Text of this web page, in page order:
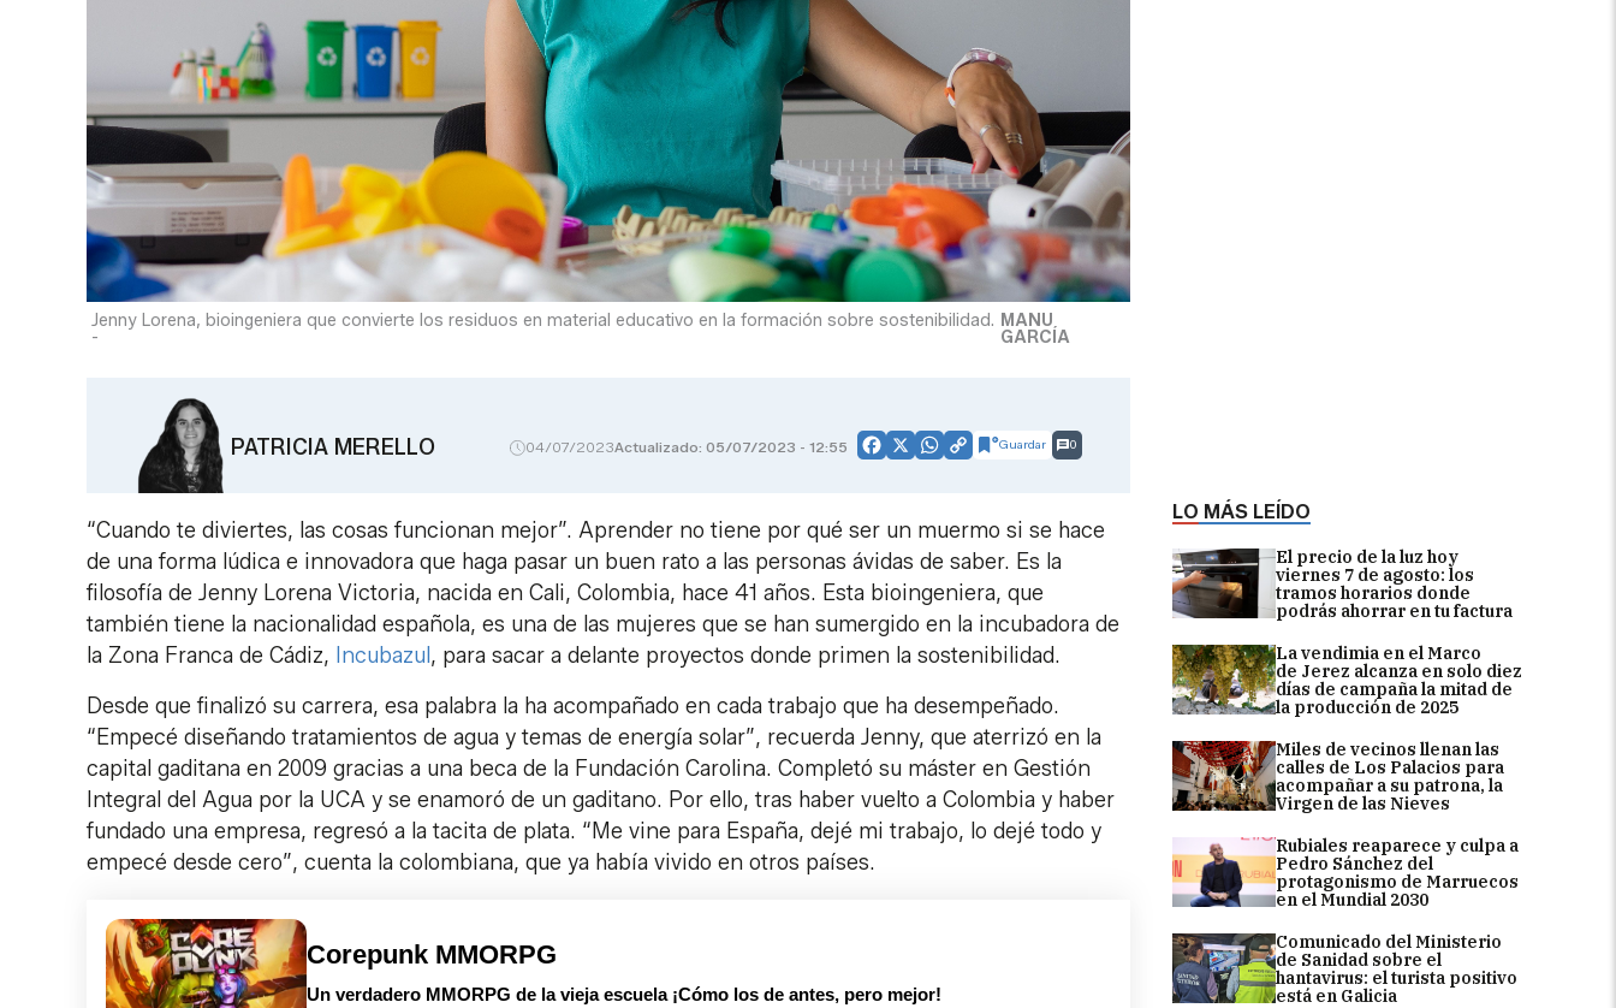
LO MÁS LEÍDO
El precio de la luz hoy
viernes 7 de agosto: los
tramos horarios donde
podrás ahorrar en tu factura
La vendimia en el Marco
de Jerez alcanza en solo diez
días de campaña la mitad de
la producción de 2025
Miles de vecinos llenan las
calles de Los Palacios para
acompañar a su patrona, la
Virgen de las Nieves
Rubiales reaparece y culpa a
Pedro Sánchez del
protagonismo de Marruecos
en el Mundial 2030
Comunicado del Ministerio
de Sanidad sobre el
hantavirus: el turista positivo
está en Galicia
Jenny Lorena, bioingeniera que convierte los residuos en material educativo en la formación sobre sostenibilidad.
-
MANU
GARCÍA
PATRICIA MERELLO 04/07/2023Actualizado: 05/07/2023 - 12:55 Facebook
X WhatsApp
CopyGuardar 0
“Cuando te diviertes, las cosas funcionan mejor”. Aprender no tiene por qué ser un muermo si se hace
de una forma lúdica e innovadora que haga pasar un buen rato a las personas ávidas de saber. Es la
filosofía de Jenny Lorena Victoria, nacida en Cali, Colombia, hace 41 años. Esta bioingeniera, que
también tiene la nacionalidad española, es una de las mujeres que se han sumergido en la incubadora de
la Zona Franca de Cádiz, Incubazul , para sacar a delante proyectos donde primen la sostenibilidad.
Desde que finalizó su carrera, esa palabra la ha acompañado en cada trabajo que ha desempeñado.
“Empecé diseñando tratamientos de agua y temas de energía solar”, recuerda Jenny, que aterrizó en la
capital gaditana en 2009 gracias a una beca de la Fundación Carolina. Completó su máster en Gestión
Integral del Agua por la UCA y se enamoró de un gaditano. Por ello, tras haber vuelto a Colombia y haber
fundado una empresa, regresó a la tacita de plata. “Me vine para España, dejé mi trabajo, lo dejé todo y
empecé desde cero”, cuenta la colombiana, que ya había vivido en otros países.
Corepunk MMORPG
Un verdadero MMORPG de la vieja escuela ¡Cómo los de antes, pero mejor!